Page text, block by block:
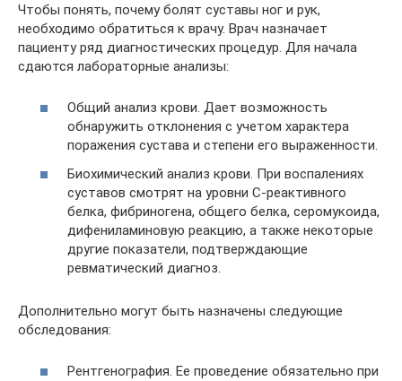
Чтобы понять, почему болят суставы ног и рук,
необходимо обратиться к врачу. Врач назначает
пациенту ряд диагностических процедур. Для начала
сдаются лабораторные анализы:
Общий анализ крови. Дает возможность
обнаружить отклонения с учетом характера
поражения сустава и степени его выраженности.
Биохимический анализ крови. При воспалениях
суставов смотрят на уровни С-реактивного
белка, фибриногена, общего белка, серомукоида,
дифениламиновую реакцию, а также некоторые
другие показатели, подтверждающие
ревматический диагноз.
Дополнительно могут быть назначены следующие
обследования:
Рентгенография. Ее проведение обязательно при